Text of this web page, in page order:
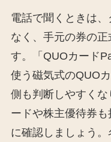
電話で聞くときは
なく、手元の券の
す。「QUOカード
使う磁気式のQUO
側も判断しやすく
ードや株主優待券
に確認しましょう